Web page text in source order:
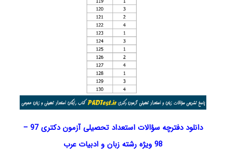
دانلود دفترچه سؤالات استعداد تحصیلی آزمون دکتری 97 –
98 ویژه رشته زبان و ادبیات عرب